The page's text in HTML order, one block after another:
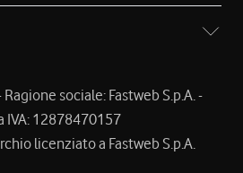
sociale: Fastweb S.p.A. -
IVA: 12878470157
licenziato a Fastweb S.p.A.